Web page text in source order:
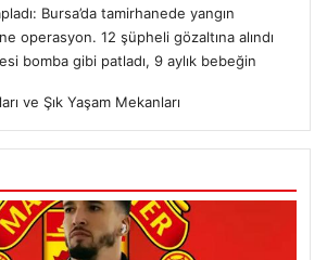
Bursa’da tamirhanede yangın
operasyon. 12 şüpheli gözaltına alındı
bomba gibi patladı, 9 aylık bebeğin
ve Şık Yaşam Mekanları